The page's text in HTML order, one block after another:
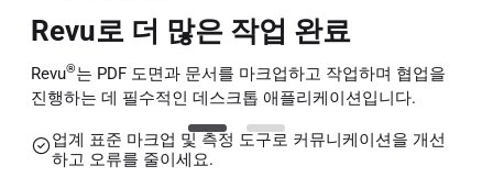
Revu로 더 많은 작업 완료
Revu®는 PDF 도면과 문서를 마크업하고 작업하며 협업을
진행하는 데 필수적인 데스크톱 애플리케이션입니다.
업계 표준 마크업 및 측정 도구로 커뮤니케이션을 개선
하고 오류를 줄이세요.